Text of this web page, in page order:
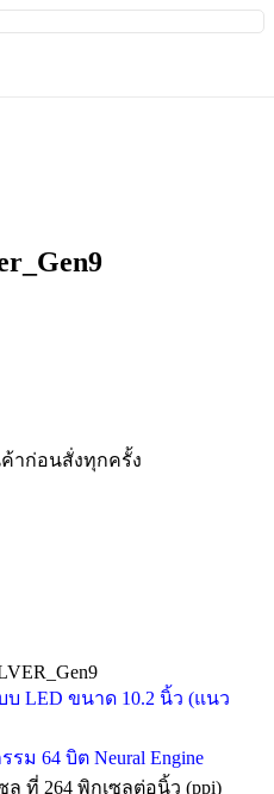
าก่อนสั่งทุกครั้ง
บ LED ขนาด 10.2 นิ้ว (แนว
ม 64 บิต Neural Engine
ล ที่ 264 พิกเซลต่อนิ้ว (ppi)